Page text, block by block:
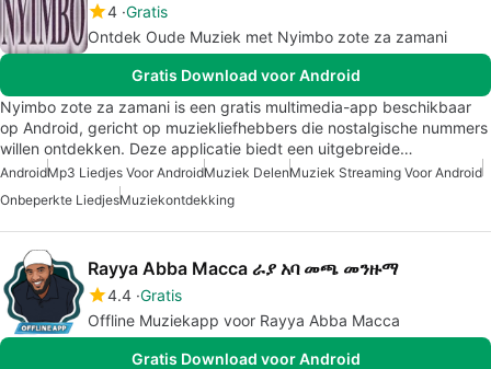
4 Gratis
Ontdek Oude Muziek met Nyimbo zote za zamani
Gratis Download voor Android
Nyimbo zote za zamani is een gratis multimedia-app beschikbaar
op Android, gericht op muziekliefhebbers die nostalgische nummers
willen ontdekken. Deze applicatie biedt een uitgebreide…
AndroidMp3 Liedjes Voor AndroidMuziek DelenMuziek Streaming Voor Android
Onbeperkte LiedjesMuziekontdekking
Rayya Abba Macca ራያ አባ መጫ መንዙማ
4.4 Gratis
Offline Muziekapp voor Rayya Abba Macca
Gratis Download voor Android